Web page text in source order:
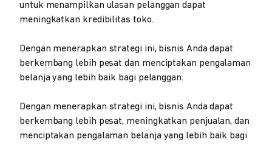
untuk menampilkan ulasan pelanggan dapat
meningkatkan kredibilitas toko.
Dengan menerapkan strategi ini, bisnis Anda dapat
berkembang lebih pesat dan menciptakan pengalaman
belanja yang lebih baik bagi pelanggan.
Dengan menerapkan strategi ini, bisnis Anda dapat
berkembang lebih pesat, meningkatkan penjualan, dan
menciptakan pengalaman belanja yang lebih baik bagi